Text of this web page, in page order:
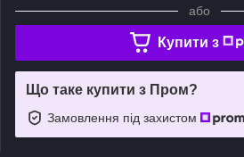
або
Купити з
Що таке купити з Пром?
Замовлення під захистом